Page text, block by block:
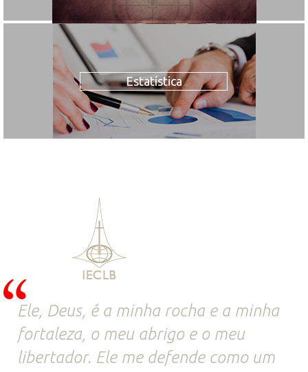
Estatística
Ele, Deus, é a minha rocha e a minha
fortaleza, o meu abrigo e o meu
libertador. Ele me defende como um